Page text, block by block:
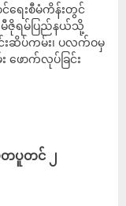
ေးစီမံကိန်းတွင်
မီဇိုရမ်ပြည်နယ်သို့
းဆိပ်ကမ်း၊ ပလက်ဝမှ
ဖောက်လုပ်ခြင်း
တပူတင် ၂